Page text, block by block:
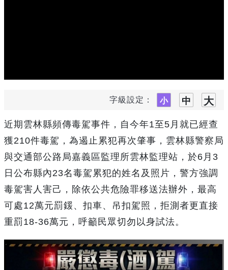
字級設定：
近期雲林縣頻傳毒駕事件，自今年1至5月就已經查
獲210件毒駕，為遏止累犯再次肇事，雲林縣警察局
與交通部公路局嘉義區監理所雲林監理站，於6月3
日公布縣內23名毒駕累犯的姓名及照片，警方強調
毒駕害人害己，除依公共危險罪移送法辦外，最高
可處12萬元罰鍰、扣車、吊扣駕照，拒測者更直接
重罰18-36萬元，呼籲民眾切勿以身試法。